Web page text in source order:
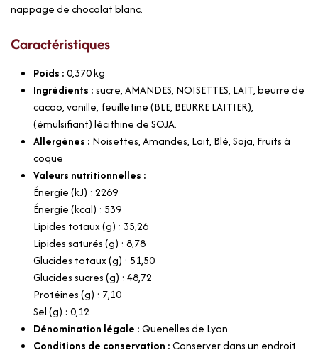
nappage de chocolat blanc.
Caractéristiques
Poids :0,370kg
Ingrédients :sucre, AMANDES, NOISETTES, LAIT, beurre de
cacao, vanille, feuilletine (BLE, BEURRE LAITIER),
(émulsifiant) lécithine de SOJA.
Allergènes : Noisettes, Amandes, Lait, Blé, Soja, Fruits à
coque
Valeurs nutritionnelles :
Énergie (kJ) : 2269
Énergie (kcal) : 539
Lipides totaux (g) : 35,26
Lipides saturés (g) : 8,78
Glucides totaux (g) : 51,50
Glucides sucres (g) : 48,72
Protéines (g) : 7,10
Sel (g) : 0,12
Dénomination légale :Quenelles de Lyon
Conditions de conservation :Conserver dans un endroit